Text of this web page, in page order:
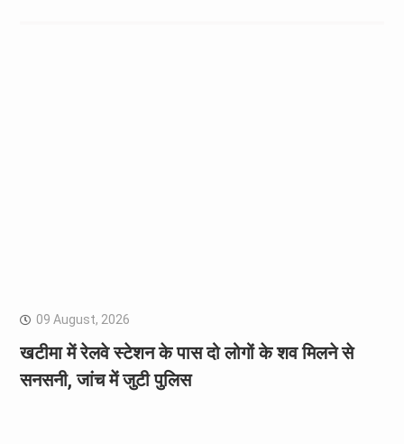
09 August, 2026
खटीमा में रेलवे स्टेशन के पास दो लोगों के शव मिलने से
सनसनी, जांच में जुटी पुलिस